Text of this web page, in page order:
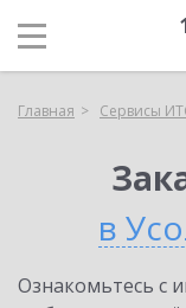
Главная Сервисы
в
Ознакомьтесь с